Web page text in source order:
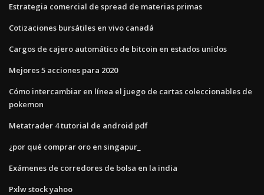
Estrategia comercial de spread de materias primas
Cotizaciones bursátiles en vivo canadá
Cargos de cajero automático de bitcoin en estados unidos
Mejores 5 acciones para 2020
Cómo intercambiar en línea el juego de cartas coleccionables de
pokemon
Metatrader 4 tutorial de android pdf
¿por qué comprar oro en singapur_
Exámenes de corredores de bolsa en la india
Pxlw stock yahoo